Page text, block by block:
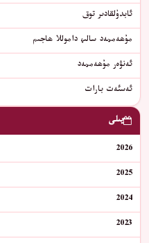
ئابدۇلقادىر توق
مۇھەممەد سالىھ داموللا ھاجىم
ئەنۋەر مۇھەممەد
ئەسئەت بارات
يىلى
2026
2025
2024
2023